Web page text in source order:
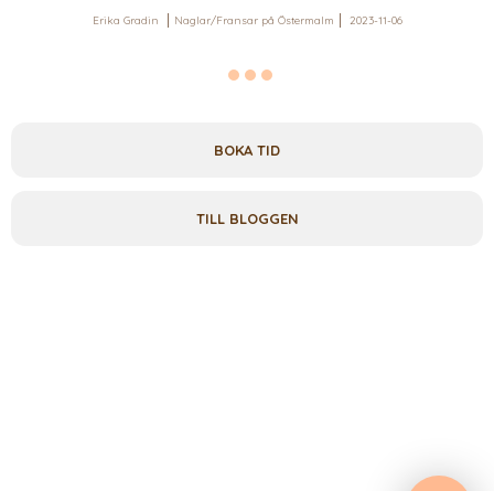
Erika Gradin Naglar/Fransar på Östermalm 2023-11-06
BOKA TID
TILL BLOGGEN